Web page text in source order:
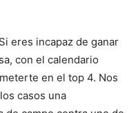
eres incapaz de ganar
con el calendario
en el top 4. Nos
casos una